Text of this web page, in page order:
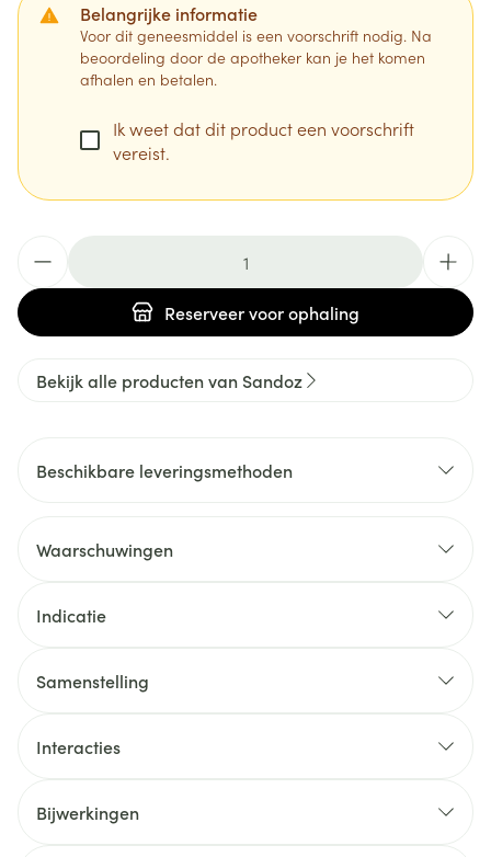
Belangrijke informatie
Voor dit geneesmiddel is een voorschrift nodig. Na
beoordeling door de apotheker kan je het komen
afhalen en betalen.
Ik weet dat dit product een voorschrift
vereist.
Reserveervoor ophaling
Bekijk alle producten van Sandoz
Beschikbare leveringsmethoden
Waarschuwingen
Indicatie
Samenstelling
Interacties
Bijwerkingen